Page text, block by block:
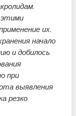
этими
их.
начало
и добилось
при
выявления
резко